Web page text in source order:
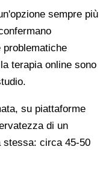
sempre più
terapia online sono
su piattaforme
di un
stessa: circa 45-50